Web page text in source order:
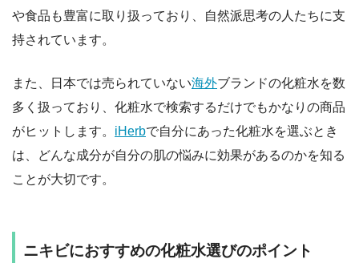
や食品も豊富に取り扱っており、自然派思考の人たちに支
持されています。
また、日本では売られていない海外ブランドの化粧水を数
多く扱っており、化粧水で検索するだけでもかなりの商品
がヒットします。 iHerbで自分にあった化粧水を選ぶとき
は、どんな成分が自分の肌の悩みに効果があるのかを知る
ことが大切です。
ニキビにおすすめの化粧水選びのポイント